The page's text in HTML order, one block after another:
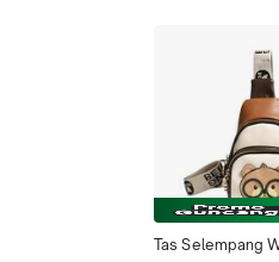
Tas Selempang